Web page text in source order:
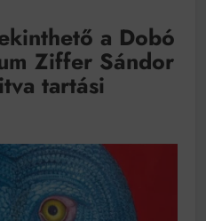
a Dobó
Ziffer Sándor
tartási